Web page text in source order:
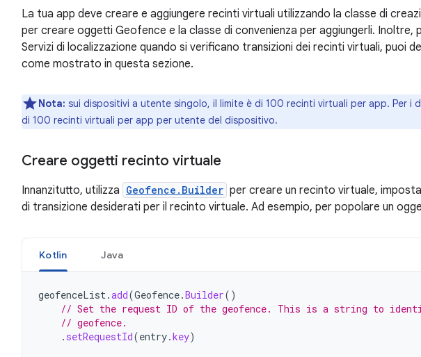
La tua app deve creare e aggiungere recinti virtuali utilizzando la classe di
per creare oggetti Geofence e la classe di convenienza per aggiungerli. Inoltre,
Servizi di localizzazione quando si verificano transizioni dei recinti virtuali, puoi
come mostrato in questa sezione.
Nota: sui dispositivi a utente singolo, il limite è di 100 recinti virtuali per app. Per i
di 100 recinti virtuali per app per utente del dispositivo.
Creare oggetti recinto virtuale
Innanzitutto, utilizza Geofence.Builder per creare un recinto virtuale,
di transizione desiderati per il recinto virtuale. Ad esempio, per popolare un
Kotlin Java
geofenceList.add(Geofence.Builder()
// Set the request ID of the geofence. This is a string to
// geofence.
. setRequestId(entry.key)